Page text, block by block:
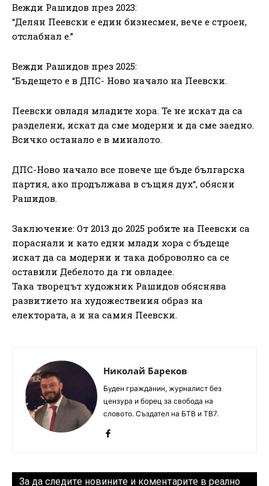
Вежди Рашидов през 2023:
“Делян Пеевски е един бизнесмен, вече е строен,
отслабнал е.”
Вежди Рашидов през 2025:
“Бъдещето е в ДПС- Ново начало на Пеевски.
Пеевски овладя младите хора. Те не искат да са
разделени, искат да сме модерни и да сме заедно.
Всичко останало е в миналото.
ДПС-Ново начало все повече ще бъде българска
партия, ако продължава в същия дух“, обясни
Рашидов.
Заключение: От 2013 до 2025 робите на Пеевски са
пораснали и като едни млади хора с бъдеще
искат да са модерни и така доброволно са се
оставили Дебелото да ги овладее.
Така творецът художник Рашидов обяснява
развитието на художествения образ на
електората, а и на самия Пеевски.
Николай Бареков
Буден гражданин, журналист без
цензура и борец за свобода на
словото. Създател на БТВ и ТВ7.
За да следите новините и коментарите в реално